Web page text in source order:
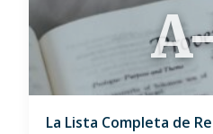
La Lista Completa de